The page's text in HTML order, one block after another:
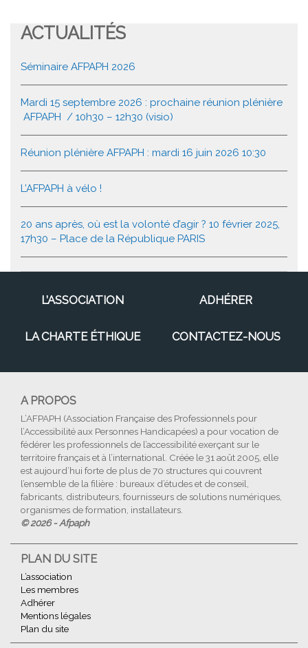
ACTUALITÉS
Séminaire AFPAPH 2026
Mardi 15 septembre 2026 : prochaine réunion plénière
AFPAPH / 10h30 – 12h30 (visio)
Réunion plénière AFPAPH : mardi 16 juin 2026 10:30
L’AFPAPH à vélo !
20 ans après, où est la volonté d’agir ? 10 février 2025,
17h30 – Place de la République PARIS
L’ASSOCIATION ADHÉRER
LA CHARTE ÉTHIQUE CONTACTEZ-NOUS
A PROPOS
L’AFPAPH (Association Française des Professionnels pour
l’Accessibilité aux Personnes Handicapées) a pour vocation de
fédérer les professionnels de l’accessibilité exerçant sur le
territoire français et à l’international. Créée le 31 août 2005, elle
est aujourd’hui forte de plus de 70 structures qui couvrent
l’ensemble de la filière : bureaux d’études et de conseil,
fabricants, distributeurs, fournisseurs de solutions numériques,
organismes de formation, installateurs.
© 2026 - Afpaph
PLAN DU SITE
L’association
Les membres
Adhérer
Mentions légales
Plan du site